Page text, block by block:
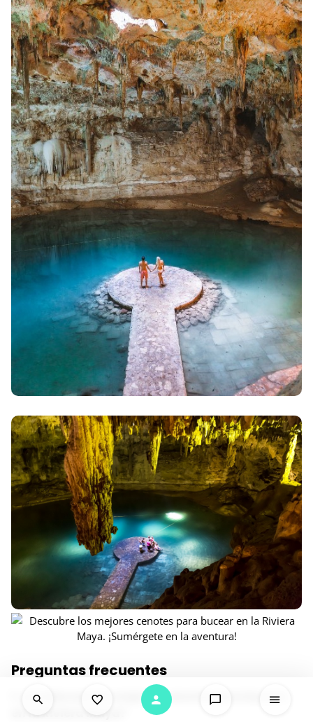
Preguntas frecuentes
1. ¿Cuáles son los mejores cenotes para bucear